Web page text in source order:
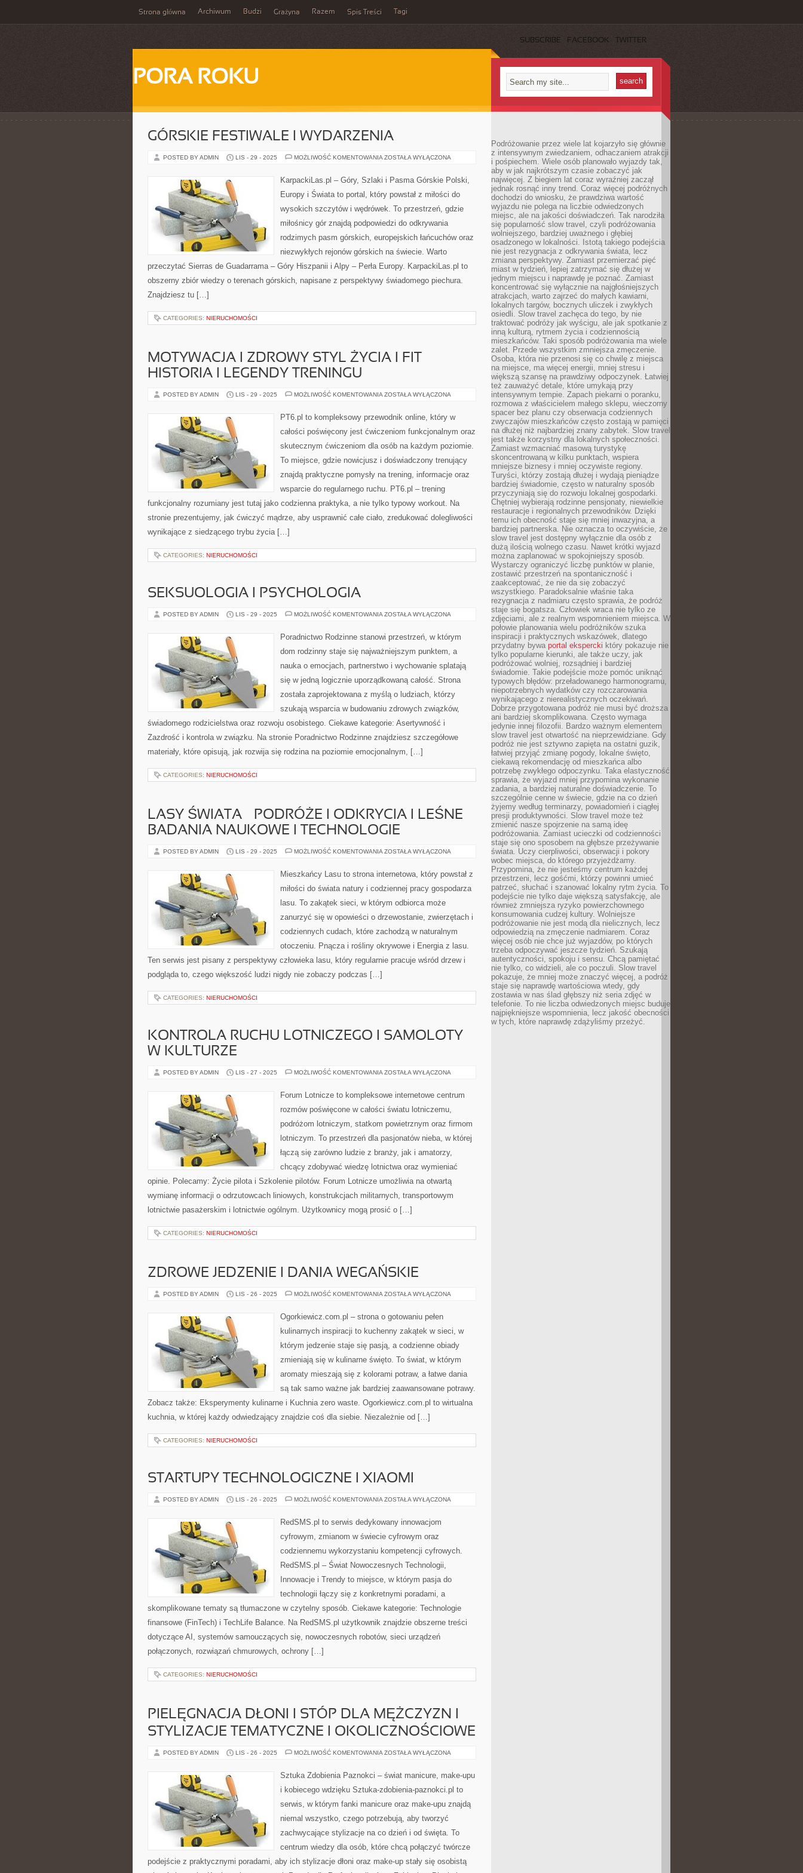
Strona główna Archiwum Budzi Grażyna Razem Spis Treści Tagi
SUBSCRIBE FACEBOOK TWITTER
PORA ROKU
GÓRSKIE FESTIWALE I WYDARZENIA
POSTED BY ADMIN LIS - 29 - 2025 MOŻLIWOŚĆ KOMENTOWANIA GÓRSKIE
WYDARZENIA
ZOSTAŁA WYŁĄCZONA
KarpackiLas.pl – Góry, Szlaki i Pasma Górskie Polski,
Europy i Świata to portal, który powstał z miłości do
wysokich szczytów i wędrówek. To przestrzeń, gdzie
miłośnicy gór znajdą podpowiedzi do odkrywania
rodzimych pasm górskich, europejskich łańcuchów oraz
niezwykłych rejonów górskich na świecie. Warto
przeczytać Sierras de Guadarrama – Góry Hiszpanii i Alpy – Perła Europy. KarpackiLas.pl to
obszerny zbiór wiedzy o terenach górskich, napisane z perspektywy świadomego piechura.
Znajdziesz tu […]
CATEGORIES: NIERUCHOMOŚCI
MOTYWACJA I ZDROWY STYL ŻYCIA I FIT
HISTORIA I LEGENDY TRENINGU
POSTED BY ADMIN LIS - 29 - 2025 MOŻLIWOŚĆ KOMENTOWANIA MOTYWACJA
STYL
ŻYCIA
FIT
I
TRENINGU
ZOSTAŁA WYŁĄCZONA
PT6.pl to kompleksowy przewodnik online, który w
całości poświęcony jest ćwiczeniom funkcjonalnym oraz
skutecznym ćwiczeniom dla osób na każdym poziomie.
To miejsce, gdzie nowicjusz i doświadczony trenujący
znajdą praktyczne pomysły na trening, informacje oraz
wsparcie do regularnego ruchu. PT6.pl – trening
funkcjonalny rozumiany jest tutaj jako codzienna praktyka, a nie tylko typowy workout. Na
stronie prezentujemy, jak ćwiczyć mądrze, aby usprawnić całe ciało, zredukować dolegliwości
wynikające z siedzącego trybu życia […]
CATEGORIES: NIERUCHOMOŚCI
SEKSUOLOGIA I PSYCHOLOGIA
POSTED BY ADMIN LIS - 29 - 2025 MOŻLIWOŚĆ KOMENTOWANIA SEKSUOLOGIA
ZOSTAŁA WYŁĄCZONA
Poradnictwo Rodzinne stanowi przestrzeń, w którym
dom rodzinny staje się najważniejszym punktem, a
nauka o emocjach, partnerstwo i wychowanie splatają
się w jedną logicznie uporządkowaną całość. Strona
została zaprojektowana z myślą o ludziach, którzy
szukają wsparcia w budowaniu zdrowych związków,
świadomego rodzicielstwa oraz rozwoju osobistego. Ciekawe kategorie: Asertywność i
Zazdrość i kontrola w związku. Na stronie Poradnictwo Rodzinne znajdziesz szczegółowe
materiały, które opisują, jak rozwija się rodzina na poziomie emocjonalnym, […]
CATEGORIES: NIERUCHOMOŚCI
LASY ŚWIATA – PODRÓŻE I ODKRYCIA I LEŚNE
BADANIA NAUKOWE I TECHNOLOGIE
POSTED BY ADMIN LIS - 29 - 2025 MOŻLIWOŚĆ KOMENTOWANIA LASY
PODRÓŻE
I
I
BADANIA
I
TECHNOLOGIE
ZOSTAŁA WYŁĄCZONA
Mieszkańcy Lasu to strona internetowa, który powstał z
miłości do świata natury i codziennej pracy gospodarza
lasu. To zakątek sieci, w którym odbiorca może
zanurzyć się w opowieści o drzewostanie, zwierzętach i
codziennych cudach, które zachodzą w naturalnym
otoczeniu. Pnącza i rośliny okrywowe i Energia z lasu.
Ten serwis jest pisany z perspektywy człowieka lasu, który regularnie pracuje wśród drzew i
podgląda to, czego większość ludzi nigdy nie zobaczy podczas […]
CATEGORIES: NIERUCHOMOŚCI
KONTROLA RUCHU LOTNICZEGO I SAMOLOTY
W KULTURZE
POSTED BY ADMIN LIS - 27 - 2025 MOŻLIWOŚĆ KOMENTOWANIA KONTROLA
SAMOLOTY
KULTURZE
ZOSTAŁA WYŁĄCZONA
Forum Lotnicze to kompleksowe internetowe centrum
rozmów poświęcone w całości światu lotniczemu,
podróżom lotniczym, statkom powietrznym oraz firmom
lotniczym. To przestrzeń dla pasjonatów nieba, w której
łączą się zarówno ludzie z branży, jak i amatorzy,
chcący zdobywać wiedzę lotnictwa oraz wymieniać
opinie. Polecamy: Życie pilota i Szkolenie pilotów. Forum Lotnicze umożliwia na otwartą
wymianę informacji o odrzutowcach liniowych, konstrukcjach militarnych, transportowym
lotnictwie pasażerskim i lotnictwie ogólnym. Użytkownicy mogą prosić o […]
CATEGORIES: NIERUCHOMOŚCI
ZDROWE JEDZENIE I DANIA WEGAŃSKIE
POSTED BY ADMIN LIS - 26 - 2025 MOŻLIWOŚĆ KOMENTOWANIA ZDROWE
DANIA
WEGAŃSKIE
ZOSTAŁA WYŁĄCZONA
Ogorkiewicz.com.pl – strona o gotowaniu pełen
kulinarnych inspiracji to kuchenny zakątek w sieci, w
którym jedzenie staje się pasją, a codzienne obiady
zmieniają się w kulinarne święto. To świat, w którym
aromaty mieszają się z kolorami potraw, a łatwe dania
są tak samo ważne jak bardziej zaawansowane potrawy.
Zobacz także: Eksperymenty kulinarne i Kuchnia zero waste. Ogorkiewicz.com.pl to wirtualna
kuchnia, w której każdy odwiedzający znajdzie coś dla siebie. Niezależnie od […]
CATEGORIES: NIERUCHOMOŚCI
STARTUPY TECHNOLOGICZNE I XIAOMI
POSTED BY ADMIN LIS - 26 - 2025 MOŻLIWOŚĆ KOMENTOWANIA STARTUPY
XIAOMI
ZOSTAŁA WYŁĄCZONA
RedSMS.pl to serwis dedykowany innowacjom
cyfrowym, zmianom w świecie cyfrowym oraz
codziennemu wykorzystaniu kompetencji cyfrowych.
RedSMS.pl – Świat Nowoczesnych Technologii,
Innowacje i Trendy to miejsce, w którym pasja do
technologii łączy się z konkretnymi poradami, a
skomplikowane tematy są tłumaczone w czytelny sposób. Ciekawe kategorie: Technologie
finansowe (FinTech) i TechLife Balance. Na RedSMS.pl użytkownik znajdzie obszerne treści
dotyczące AI, systemów samouczących się, nowoczesnych robotów, sieci urządzeń
połączonych, rozwiązań chmurowych, ochrony […]
CATEGORIES: NIERUCHOMOŚCI
PIELĘGNACJA DŁONI I STÓP DLA MĘŻCZYZN I
STYLIZACJE TEMATYCZNE I OKOLICZNOŚCIOWE
POSTED BY ADMIN LIS - 26 - 2025 MOŻLIWOŚĆ KOMENTOWANIA PIELĘGNACJA
STÓP
DLA
I
TEMATYCZNE
OKOLICZNOŚCIOWE
ZOSTAŁA WYŁĄCZONA
Sztuka Zdobienia Paznokci – świat manicure, make-upu
i kobiecego wdzięku Sztuka-zdobienia-paznokci.pl to
serwis, w którym fanki manicure oraz make-upu znajdą
niemal wszystko, czego potrzebują, aby tworzyć
zachwycające stylizacje na co dzień i od święta. To
centrum wiedzy dla osób, które chcą połączyć twórcze
podejście z praktycznymi poradami, aby ich stylizacje dłoni oraz make-up stały się osobistą
Podróżowanie przez wiele lat kojarzyło się głównie
z intensywnym zwiedzaniem, odhaczaniem atrakcji
i pośpiechem. Wiele osób planowało wyjazdy tak,
aby w jak najkrótszym czasie zobaczyć jak
najwięcej. Z biegiem lat coraz wyraźniej zaczął
jednak rosnąć inny trend. Coraz więcej podróżnych
dochodzi do wniosku, że prawdziwa wartość
wyjazdu nie polega na liczbie odwiedzonych
miejsc, ale na jakości doświadczeń. Tak narodziła
się popularność slow travel, czyli podróżowania
wolniejszego, bardziej uważnego i głębiej
osadzonego w lokalności. Istotą takiego podejścia
nie jest rezygnacja z odkrywania świata, lecz
zmiana perspektywy. Zamiast przemierzać pięć
miast w tydzień, lepiej zatrzymać się dłużej w
jednym miejscu i naprawdę je poznać. Zamiast
koncentrować się wyłącznie na najgłośniejszych
atrakcjach, warto zajrzeć do małych kawiarni,
lokalnych targów, bocznych uliczek i zwykłych
osiedli. Slow travel zachęca do tego, by nie
traktować podróży jak wyścigu, ale jak spotkanie z
inną kulturą, rytmem życia i codziennością
mieszkańców. Taki sposób podróżowania ma wiele
zalet. Przede wszystkim zmniejsza zmęczenie.
Osoba, która nie przenosi się co chwilę z miejsca
na miejsce, ma więcej energii, mniej stresu i
większą szansę na prawdziwy odpoczynek. Łatwiej
też zauważyć detale, które umykają przy
intensywnym tempie. Zapach piekarni o poranku,
rozmowa z właścicielem małego sklepu, wieczorny
spacer bez planu czy obserwacja codziennych
zwyczajów mieszkańców często zostają w pamięci
na dłużej niż najbardziej znany zabytek. Slow travel
jest także korzystny dla lokalnych społeczności.
Zamiast wzmacniać masową turystykę
skoncentrowaną w kilku punktach, wspiera
mniejsze biznesy i mniej oczywiste regiony.
Turyści, którzy zostają dłużej i wydają pieniądze
bardziej świadomie, często w naturalny sposób
przyczyniają się do rozwoju lokalnej gospodarki.
Chętniej wybierają rodzinne pensjonaty, niewielkie
restauracje i regionalnych przewodników. Dzięki
temu ich obecność staje się mniej inwazyjna, a
bardziej partnerska. Nie oznacza to oczywiście, że
slow travel jest dostępny wyłącznie dla osób z
dużą ilością wolnego czasu. Nawet krótki wyjazd
można zaplanować w spokojniejszy sposób.
Wystarczy ograniczyć liczbę punktów w planie,
zostawić przestrzeń na spontaniczność i
zaakceptować, że nie da się zobaczyć
wszystkiego. Paradoksalnie właśnie taka
rezygnacja z nadmiaru często sprawia, że podróż
staje się bogatsza. Człowiek wraca nie tylko ze
zdjęciami, ale z realnym wspomnieniem miejsca. W
połowie planowania wielu podróżników szuka
inspiracji i praktycznych wskazówek, dlatego
przydatny bywa portal ekspercki który pokazuje nie
tylko popularne kierunki, ale także uczy, jak
podróżować wolniej, rozsądniej i bardziej
świadomie. Takie podejście może pomóc uniknąć
typowych błędów: przeładowanego harmonogramu,
niepotrzebnych wydatków czy rozczarowania
wynikającego z nierealistycznych oczekiwań.
Dobrze przygotowana podróż nie musi być droższa
ani bardziej skomplikowana. Często wymaga
jedynie innej filozofii. Bardzo ważnym elementem
slow travel jest otwartość na nieprzewidziane. Gdy
podróż nie jest sztywno zapięta na ostatni guzik,
łatwiej przyjąć zmianę pogody, lokalne święto,
ciekawą rekomendację od mieszkańca albo
potrzebę zwykłego odpoczynku. Taka elastyczność
sprawia, że wyjazd mniej przypomina wykonanie
zadania, a bardziej naturalne doświadczenie. To
szczególnie cenne w świecie, gdzie na co dzień
żyjemy według terminarzy, powiadomień i ciągłej
presji produktywności. Slow travel może też
zmienić nasze spojrzenie na samą ideę
podróżowania. Zamiast ucieczki od codzienności
staje się ono sposobem na głębsze przeżywanie
świata. Uczy cierpliwości, obserwacji i pokory
wobec miejsca, do którego przyjeżdżamy.
Przypomina, że nie jesteśmy centrum każdej
przestrzeni, lecz gośćmi, którzy powinni umieć
patrzeć, słuchać i szanować lokalny rytm życia. To
podejście nie tylko daje większą satysfakcję, ale
również zmniejsza ryzyko powierzchownego
konsumowania cudzej kultury. Wolniejsze
podróżowanie nie jest modą dla nielicznych, lecz
odpowiedzią na zmęczenie nadmiarem. Coraz
więcej osób nie chce już wyjazdów, po których
trzeba odpoczywać jeszcze tydzień. Szukają
autentyczności, spokoju i sensu. Chcą pamiętać
nie tylko, co widzieli, ale co poczuli. Slow travel
pokazuje, że mniej może znaczyć więcej, a podróż
staje się naprawdę wartościowa wtedy, gdy
zostawia w nas ślad głębszy niż seria zdjęć w
telefonie. To nie liczba odwiedzonych miejsc buduje
najpiękniejsze wspomnienia, lecz jakość obecności
w tych, które naprawdę zdążyliśmy przeżyć.